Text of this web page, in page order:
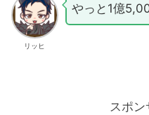
リッヒ
やっと1億
スポン